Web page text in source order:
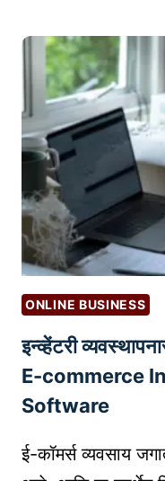
मा
य
बि
झ
स
वा
रू
न
तु
म
च्या
व्य
ची
ONLINE BUSINESS
इन्व्हेंटरी
E-commerce
Software
ई-कॉमर्स व्यवसाय